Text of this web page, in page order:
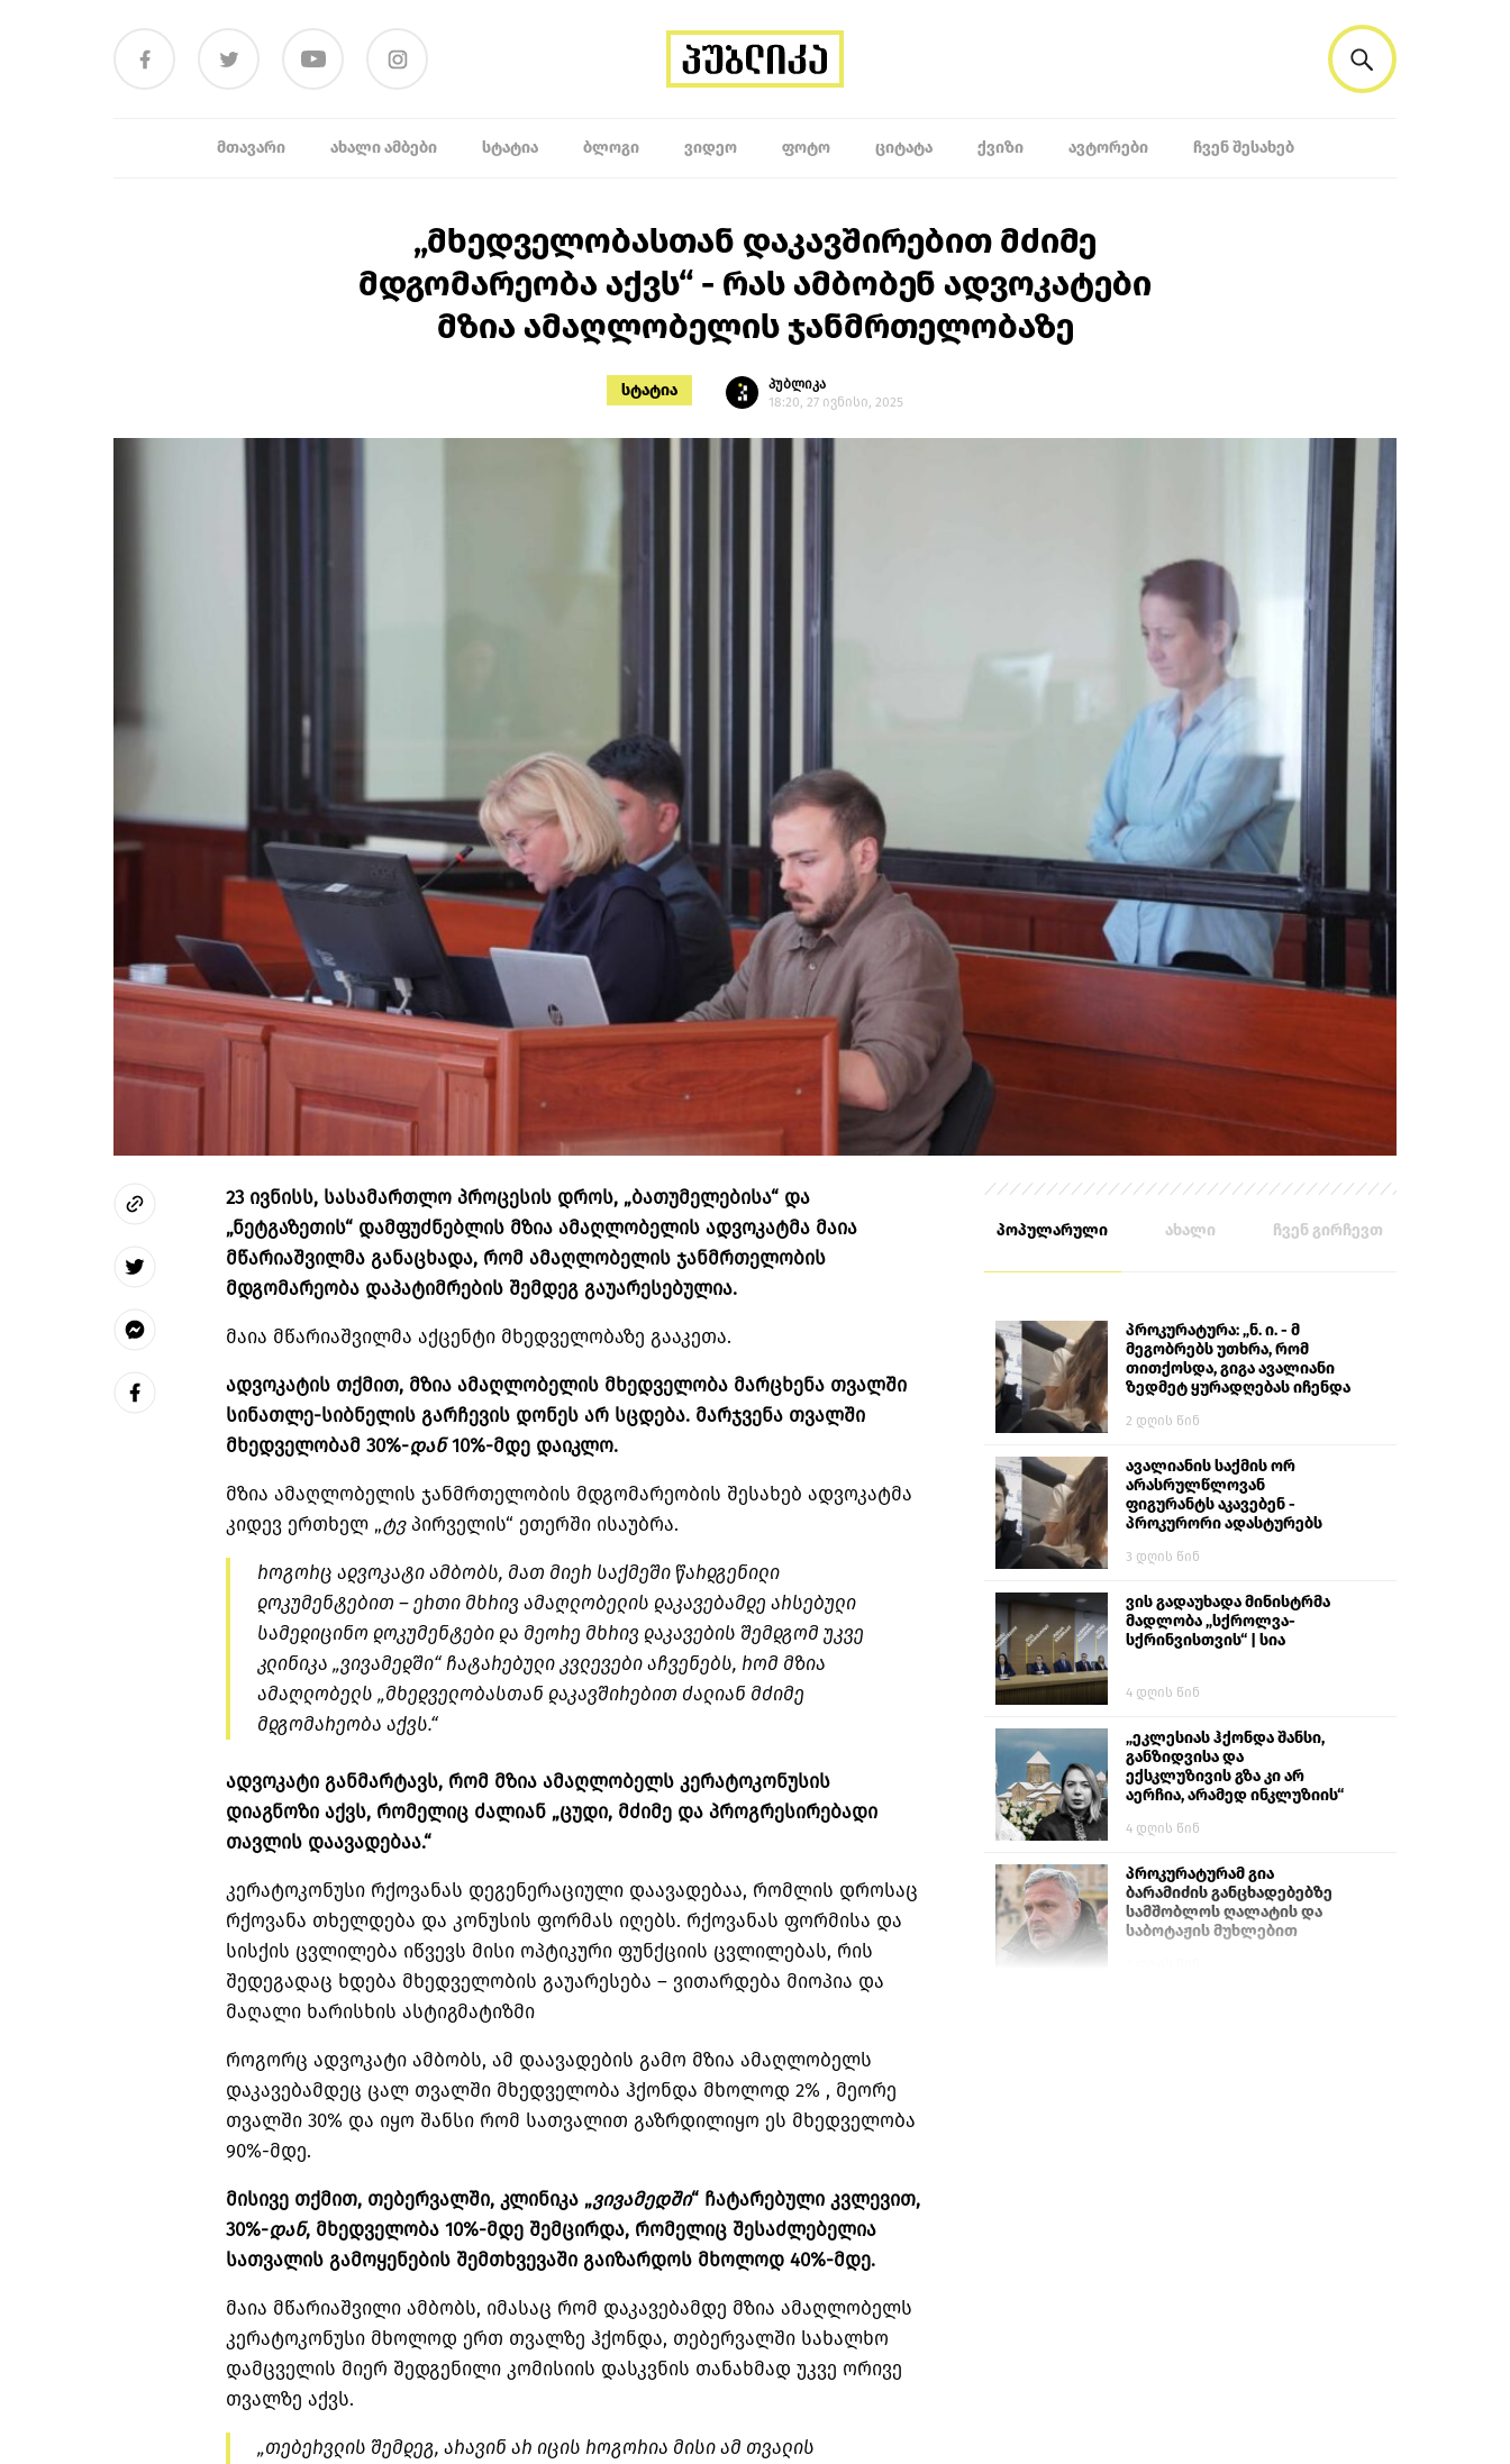
ᲛᲗᲐᲕᲐᲠᲘ ᲐᲮᲐᲚᲘ ᲐᲛᲑᲔᲑᲘ ᲡᲢᲐᲢᲘᲐ ᲑᲚᲝᲒᲘ ᲕᲘᲓᲔᲝ ᲤᲝᲢᲝ ᲪᲘᲢᲐᲢᲐ ᲥᲕᲘᲖᲘ ᲐᲕᲢᲝᲠᲔᲑᲘ ᲩᲕᲔᲜ ᲨᲔᲡᲐᲮᲔᲑ
„მხედველობასთან დაკავშირებით მძიმე
მდგომარეობა აქვს“ - რას ამბობენ ადვოკატები
მზია ამაღლობელის ჯანმრთელობაზე
სტატია
პუბლიკა
18:20, 27 ივნისი, 2025
23 ივნისს, სასამართლო პროცესის დროს, „ბათუმელებისა“ და
„ნეტგაზეთის“ დამფუძნებლის მზია ამაღლობელის ადვოკატმა მაია
მწარიაშვილმა განაცხადა, რომ ამაღლობელის ჯანმრთელობის
მდგომარეობა დაპატიმრების შემდეგ გაუარესებულია.
მაია მწარიაშვილმა აქცენტი მხედველობაზე გააკეთა.
ადვოკატის თქმით, მზია ამაღლობელის მხედველობა მარცხენა თვალში
სინათლე-სიბნელის გარჩევის დონეს არ სცდება. მარჯვენა თვალში
მხედველობამ 30%-დან10%-მდე დაიკლო.
მზია ამაღლობელის ჯანმრთელობის მდგომარეობის შესახებ ადვოკატმა
კიდევ ერთხელ „ტვპირველის“ ეთერში ისაუბრა.
როგორც ადვოკატი ამბობს, მათ მიერ საქმეში წარდგენილი
დოკუმენტებით – ერთი მხრივ ამაღლობელის დაკავებამდე არსებული
სამედიცინო დოკუმენტები და მეორე მხრივ დაკავების შემდგომ უკვე
კლინიკა „ვივამედში“ ჩატარებული კვლევები აჩვენებს, რომ მზია
ამაღლობელს „მხედველობასთან დაკავშირებით ძალიან მძიმე
მდგომარეობა აქვს.“
ადვოკატი განმარტავს, რომ მზია ამაღლობელს კერატოკონუსის
დიაგნოზი აქვს, რომელიც ძალიან „ცუდი, მძიმე და პროგრესირებადი
თავლის დაავადებაა.“
კერატოკონუსი რქოვანას დეგენერაციული დაავადებაა, რომლის დროსაც
რქოვანა თხელდება და კონუსის ფორმას იღებს. რქოვანას ფორმისა და
სისქის ცვლილება იწვევს მისი ოპტიკური ფუნქციის ცვლილებას, რის
შედეგადაც ხდება მხედველობის გაუარესება – ვითარდება მიოპია და
მაღალი ხარისხის ასტიგმატიზმი
როგორც ადვოკატი ამბობს, ამ დაავადების გამო მზია ამაღლობელს
დაკავებამდეც ცალ თვალში მხედველობა ჰქონდა მხოლოდ 2% , მეორე
თვალში 30% და იყო შანსი რომ სათვალით გაზრდილიყო ეს მხედველობა
90%-მდე.
მისივე თქმით, თებერვალში, კლინიკა „ვივამედში“ ჩატარებული კვლევით,
30%-დან, მხედველობა 10%-მდე შემცირდა, რომელიც შესაძლებელია
სათვალის გამოყენების შემთხვევაში გაიზარდოს მხოლოდ 40%-მდე.
მაია მწარიაშვილი ამბობს, იმასაც რომ დაკავებამდე მზია ამაღლობელს
კერატოკონუსი მხოლოდ ერთ თვალზე ჰქონდა, თებერვალში სახალხო
დამცველის მიერ შედგენილი კომისიის დასკვნის თანახმად უკვე ორივე
თვალზე აქვს.
„თებერვლის შემდეგ, არავინ არ იცის როგორია მისი ამ თვალის
პოპულარული ახალი ჩვენ გირჩევთ
პროკურატურა: „ნ. ი. - მ
მეგობრებს უთხრა, რომ
თითქოსდა, გიგა ავალიანი
ზედმეტ ყურადღებას იჩენდა
ალექსანდრე გაბაშვილი
გიგა ავალიანს“
2 დღის წინ
ავალიანის საქმის ორ
არასრულწლოვან
ფიგურანტს აკავებენ -
პროკურორი ადასტურებს
3 დღის წინ
ვის გადაუხადა მინისტრმა
მადლობა „სქროლვა-
სქრინვისთვის“ | სია
4 დღის წინ
„ეკლესიას ჰქონდა შანსი,
განზიდვისა და
ექსკლუზივის გზა კი არ
აერჩია, არამედ ინკლუზიის“
4 დღის წინ
პროკურატურამ გია
ბარამიძის განცხადებებზე
სამშობლოს ღალატის და
საბოტაჟის მუხლებით